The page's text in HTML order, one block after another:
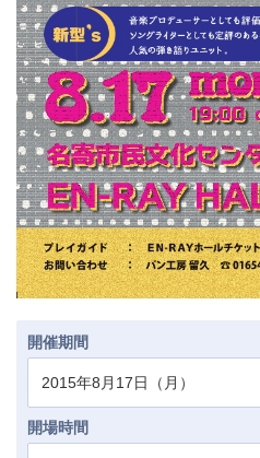
開催期間
2015年8月17日（月）
開場時間